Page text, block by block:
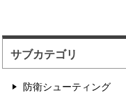
サブカテゴリ
防衛シューティング